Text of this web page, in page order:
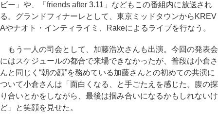
ビー」や、「friends after 3.11」などもこの番組内に放送され
る。グランドフィナーレとして、東京ミッドタウンからKREV
Aやナオト・インティライミ、Rakeによるライブを行なう。
もう一人の司会として、加藤浩次さんも出演。今回の発表会
にはスケジュールの都合で来場できなかったが、普段は小倉さ
んと同じく“朝の顔”を務めている加藤さんとの初めての共演に
ついて小倉さんは「面白くなる、と手ごたえを感じた。腹の探
り合いとかをしながら、最後は掴み合いになるかもしれないけ
ど」と笑顔を見せた。